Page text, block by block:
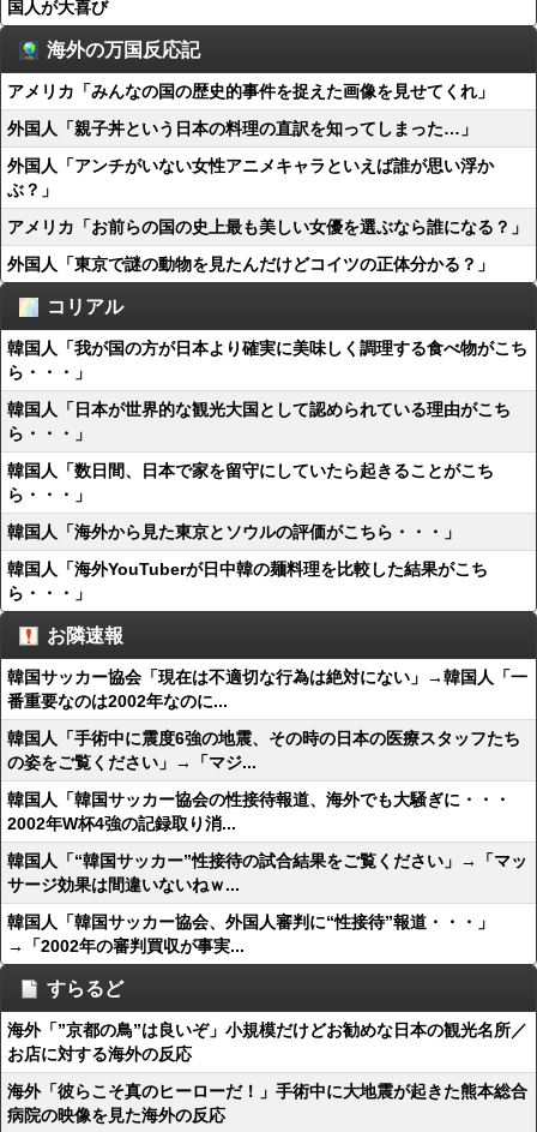
国人が大喜び
海外の万国反応記
アメリカ「みんなの国の歴史的事件を捉えた画像を見せてくれ」
外国人「親子丼という日本の料理の直訳を知ってしまった…」
外国人「アンチがいない女性アニメキャラといえば誰が思い浮か
ぶ？」
アメリカ「お前らの国の史上最も美しい女優を選ぶなら誰になる？」
外国人「東京で謎の動物を見たんだけどコイツの正体分かる？」
コリアル
韓国人「我が国の方が日本より確実に美味しく調理する食べ物がこち
ら・・・」
韓国人「日本が世界的な観光大国として認められている理由がこち
ら・・・」
韓国人「数日間、日本で家を留守にしていたら起きることがこち
ら・・・」
韓国人「海外から見た東京とソウルの評価がこちら・・・」
韓国人「海外YouTuberが日中韓の麺料理を比較した結果がこち
ら・・・」
お隣速報
韓国サッカー協会「現在は不適切な行為は絶対にない」→韓国人「一
番重要なのは2002年なのに...
韓国人「手術中に震度6強の地震、その時の日本の医療スタッフたち
の姿をご覧ください」→「マジ...
韓国人「韓国サッカー協会の性接待報道、海外でも大騒ぎに・・・
2002年W杯4強の記録取り消...
韓国人「“韓国サッカー”性接待の試合結果をご覧ください」→「マッ
サージ効果は間違いないねｗ...
韓国人「韓国サッカー協会、外国人審判に“性接待”報道・・・」
→「2002年の審判買収が事実...
すらるど
海外「”京都の鳥”は良いぞ」小規模だけどお勧めな日本の観光名所／
お店に対する海外の反応
海外「彼らこそ真のヒーローだ！」手術中に大地震が起きた熊本総合
病院の映像を見た海外の反応